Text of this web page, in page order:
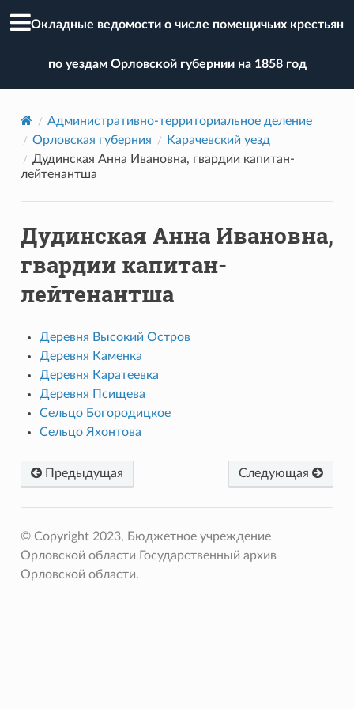
Окладные ведомости о числе помещичьих крестьян
по уездам Орловской губернии на 1858 год
Административно-территориальное деление
Орловская губерния
Карачевский уезд
Дудинская Анна Ивановна, гвардии капитан-
лейтенантша
Дудинская Анна Ивановна,
гвардии капитан-
лейтенантша
Деревня Высокий Остров
Деревня Каменка
Деревня Каратеевка
Деревня Псищева
Сельцо Богородицкое
Сельцо Яхонтова
Предыдущая Следующая
© Copyright 2023, Бюджетное учреждение
Орловской области Государственный архив
Орловской области.